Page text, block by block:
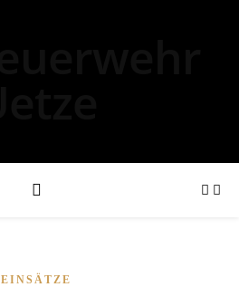
EINSÄTZE